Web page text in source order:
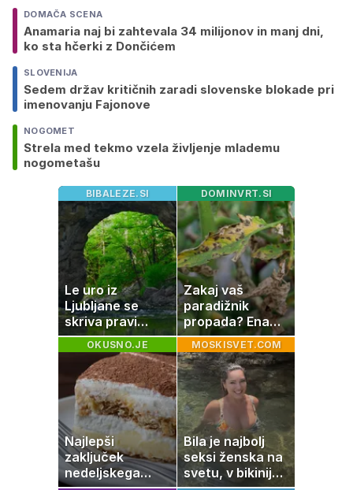
DOMAČA SCENA
Anamaria naj bi zahtevala 34 milijonov in manj dni,
ko sta hčerki z Dončićem
SLOVENIJA
Sedem držav kritičnih zaradi slovenske blokade pri
imenovanju Fajonove
NOGOMET
Strela med tekmo vzela življenje mlademu
nogometašu
BIBALEZE.SI
Le uro iz
Ljubljane se
skriva pravi
naravni čudež:
izlet, ki bo
navdušil otroke
DOMINVRT.SI
Zakaj vaš
paradižnik
propada? Ena
napaka lahko
uniči rastline –
tako jih rešite
OKUSNO.JE
Najlepši
zaključek
nedeljskega
MOSKISVET.COM
Bila je najbolj
seksi ženska na
svetu, v bikiniju